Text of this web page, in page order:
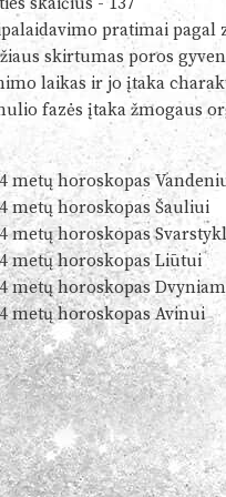
skaičius - 137
pratimai pagal
skirtumas poros
laikas ir jo įtaka
fazės įtaka žmogaus
metų horoskopas
metų horoskopas Šauliui
metų horoskopas
metų horoskopas Liūtui
metų horoskopas
metų horoskopas Avinui